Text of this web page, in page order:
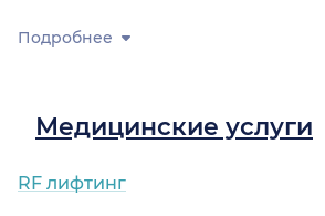
Подробнее
Медицинские услуги
RF лифтинг